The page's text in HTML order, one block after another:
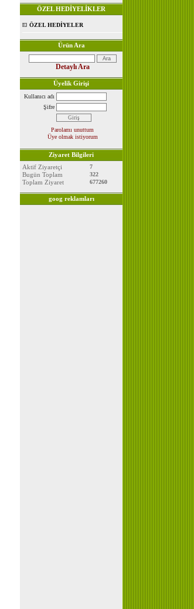
ÖZEL HEDİYELİKLER
ÖZEL HEDİYELER
Ürün Ara
Detaylı Ara
Üyelik Girişi
Kullanıcı adı
Şifre
Parolamı unuttum
Üye olmak istiyorum
Ziyaret Bilgileri
Aktif Ziyaretçi
7
Bugün Toplam 322
Toplam Ziyaret 677260
goog reklamları